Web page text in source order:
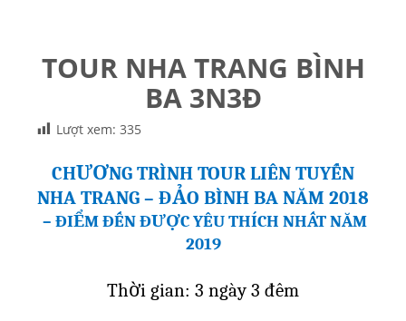
TOUR NHA TRANG BÌNH
BA 3N3Đ
Lượt xem: 335
CHƯƠNG TRÌNH TOUR LIÊN TUYẾN
NHA TRANG – ĐẢO BÌNH BA NĂM 2018
– ĐIỂM ĐẾN ĐƯỢC YÊU THÍCH NHẤT NĂM
2019
Thời gian: 3 ngày 3 đêm